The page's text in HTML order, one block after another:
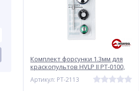
Комплект форсунки 1.3мм для
краскопультов HVLP II PT-0100,
РТ-0105, РТ-0105D (дюза,
воздушная головка, игла)
Артикул: PT-2113